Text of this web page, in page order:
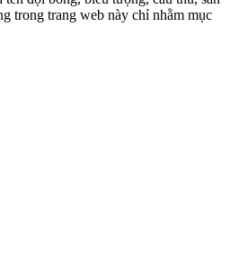
trong trang web này chỉ nhằm mục